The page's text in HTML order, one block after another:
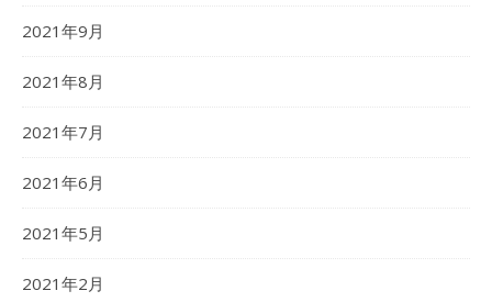
2021年9月
2021年8月
2021年7月
2021年6月
2021年5月
2021年2月